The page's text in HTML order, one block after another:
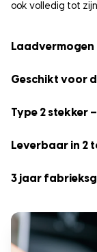
ook volledig tot
Laadvermogen
Geschikt voor
Type 2 stekker
Leverbaar in 2
3 jaar